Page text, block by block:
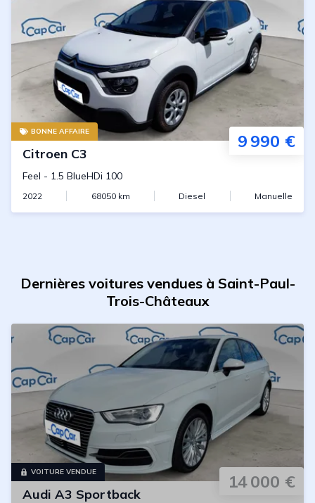
BONNE AFFAIRE 9 990 €
Citroen C3
Feel - 1.5 BlueHDi 100
2022 68050km Diesel Manuelle
Dernières voitures vendues à Saint-Paul-
Trois-Châteaux
VOITURE VENDUE 14 000 €
Audi A3 Sportback